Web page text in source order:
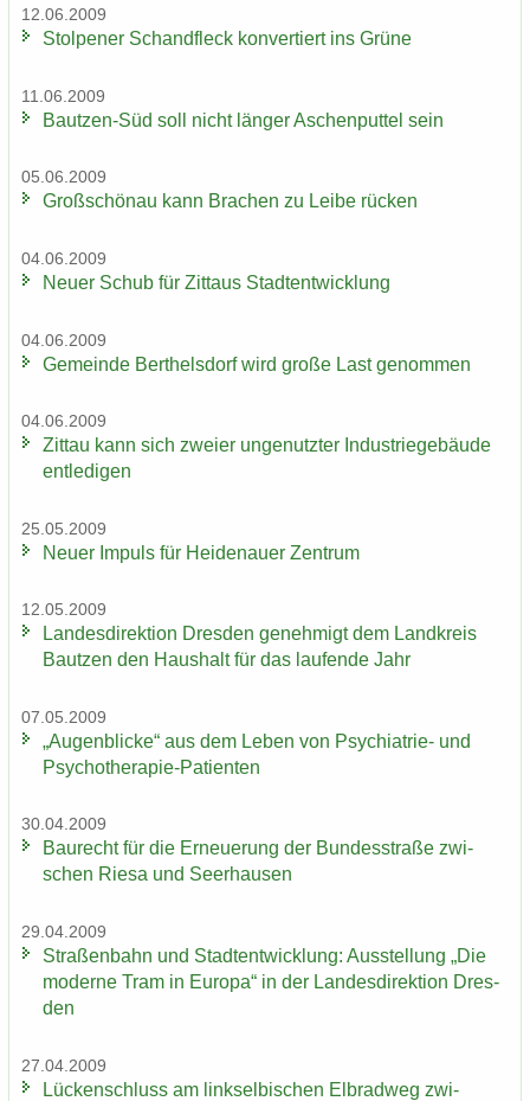
12.06.2009
Stol­pe­ner Schand­fleck kon­ver­tiert ins Grüne
11.06.2009
Bautzen-​Süd soll nicht län­ger Aschen­put­tel sein
05.06.2009
Groß­schön­au kann Bra­chen zu Leibe rü­cken
04.06.2009
Neuer Schub für Zit­taus Stadt­ent­wick­lung
04.06.2009
Ge­mein­de Bert­hels­dorf wird große Last ge­nom­men
04.06.2009
Zit­tau kann sich zwei­er un­ge­nutz­ter In­dus­trie­ge­bäu­de
ent­le­di­gen
25.05.2009
Neuer Im­puls für Hei­de­nau­er Zen­trum
12.05.2009
Lan­des­di­rek­ti­on Dres­den ge­neh­migt dem Land­kreis
Baut­zen den Haus­halt für das lau­fen­de Jahr
07.05.2009
„Au­gen­bli­cke“ aus dem Leben von Psychiatrie-​ und
Psychotherapie-​Patienten
30.04.2009
Bau­recht für die Er­neue­rung der Bun­des­stra­ße zwi­
schen Riesa und Seer­hau­sen
29.04.2009
Stra­ßen­bahn und Stadt­ent­wick­lung: Aus­stel­lung „Die
mo­der­ne Tram in Eu­ro­pa“ in der Lan­des­di­rek­ti­on Dres­
den
27.04.2009
Lü­cken­schluss am linksel­bi­schen El­brad­weg zwi­